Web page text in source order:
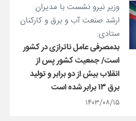
وزیر نیرو نشست با مدیران
ارشد صنعت آب و برق و کارکنان
ستادی:
بدمصرفی عامل ناترازی در کشور
است/ جمعیت کشور پس از
انقلاب بیش از دو برابر و تولید
برق ۱۳ برابر شده است
۱۴۰۳/۰۸/۱۵